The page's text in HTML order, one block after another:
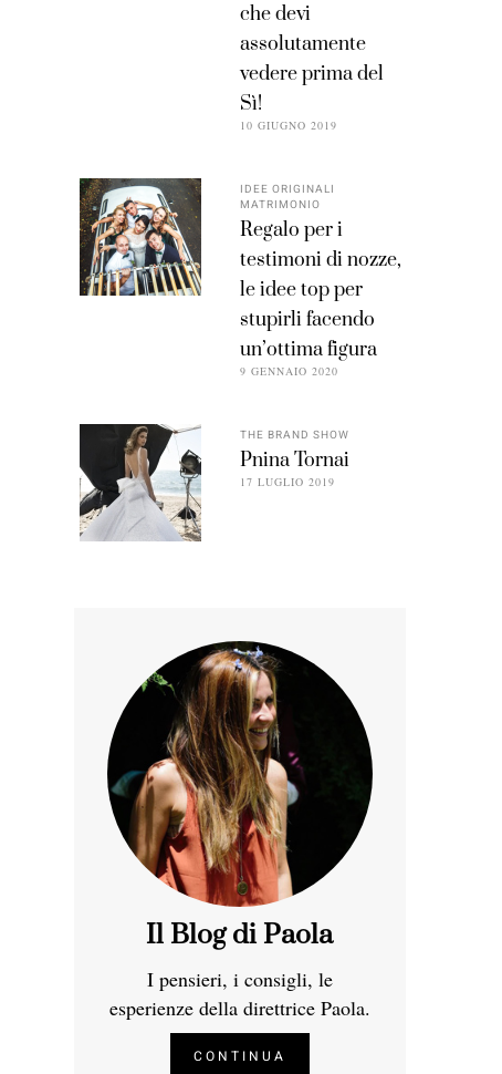
che devi
assolutamente
vedere prima del
Sì!
10 GIUGNO 2019
IDEE ORIGINALI
MATRIMONIO
Regalo per i
testimoni di nozze,
le idee top per
stupirli facendo
un’ottima figura
9 GENNAIO 2020
THE BRAND SHOW
Pnina Tornai
17 LUGLIO 2019
Il Blog di Paola
I pensieri, i consigli, le
esperienze della direttrice Paola.
CONTINUA